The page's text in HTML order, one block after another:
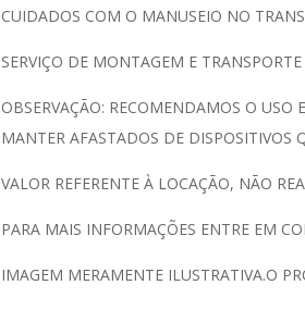
CUIDADOS COM O MANUSEIO NO
SERVIÇO DE MONTAGEM E
OBSERVAÇÃO: RECOMENDAMOS O USO
MANTER AFASTADOS DE DISPOSITIVOS
VALOR REFERENTE À LOCAÇÃO, NÃO
PARA MAIS INFORMAÇÕES ENTRE EM
IMAGEM MERAMENTE ILUSTRATIVA.O